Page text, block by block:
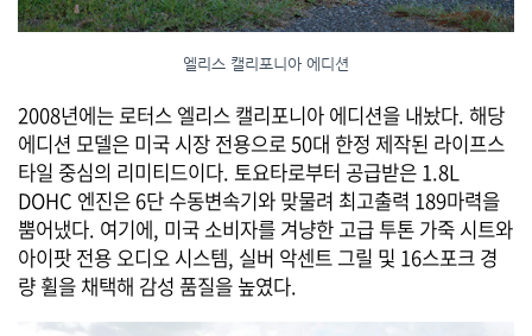
엘리스 캘리포니아 에디션
2008년에는 로터스 엘리스 캘리포니아 에디션을 내놨다. 해당
에디션 모델은 미국 시장 전용으로 50대 한정 제작된 라이프스
타일 중심의 리미티드이다. 토요타로부터 공급받은 1.8L
DOHC 엔진은 6단 수동변속기와 맞물려 최고출력 189마력을
뿜어냈다. 여기에, 미국 소비자를 겨냥한 고급 투톤 가죽 시트와
아이팟 전용 오디오 시스템, 실버 악센트 그릴 및 16스포크 경
량 휠을 채택해 감성 품질을 높였다.